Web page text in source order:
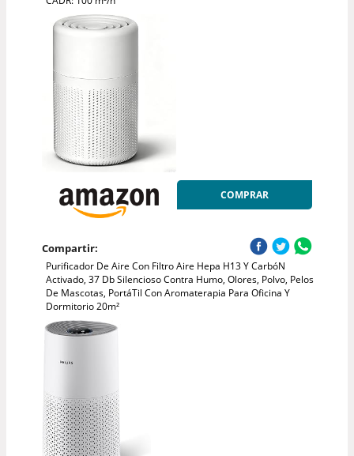
COMPRAR
Compartir:
Purificador De Aire Con Filtro Aire Hepa H13 Y CarbóN
Activado, 37 Db Silencioso Contra Humo, Olores, Polvo, Pelos
De Mascotas, PortáTil Con Aromaterapia Para Oficina Y
Dormitorio 20m²